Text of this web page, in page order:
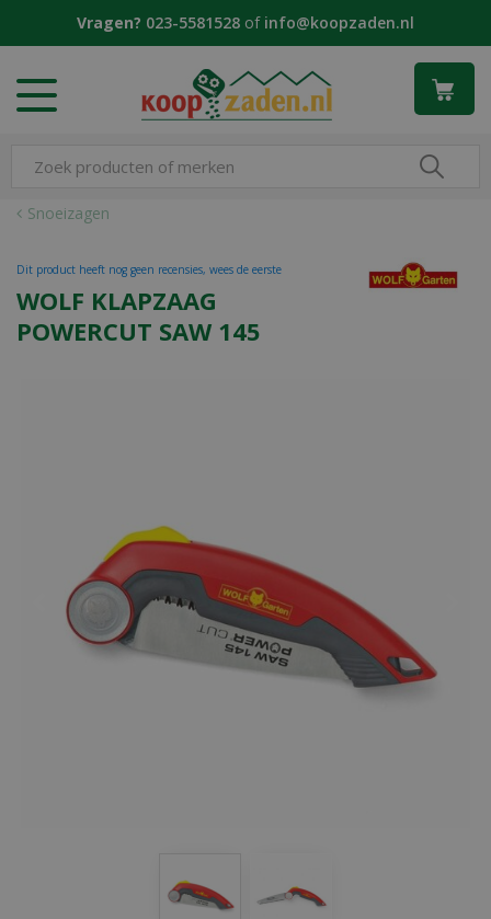
Snoeizagen
Vragen? 023-5581528 of info@koopzaden.nl
WOLF KLAPZAAG
POWERCUT SAW 145
Dit product heeft nog geen recensies, wees de eerste